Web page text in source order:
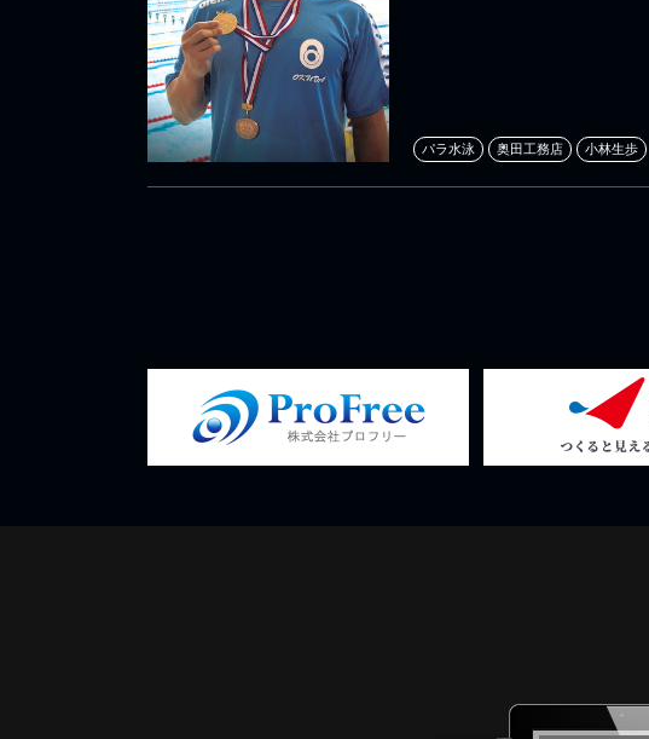
パラ水泳 奥田工務店 小林生歩